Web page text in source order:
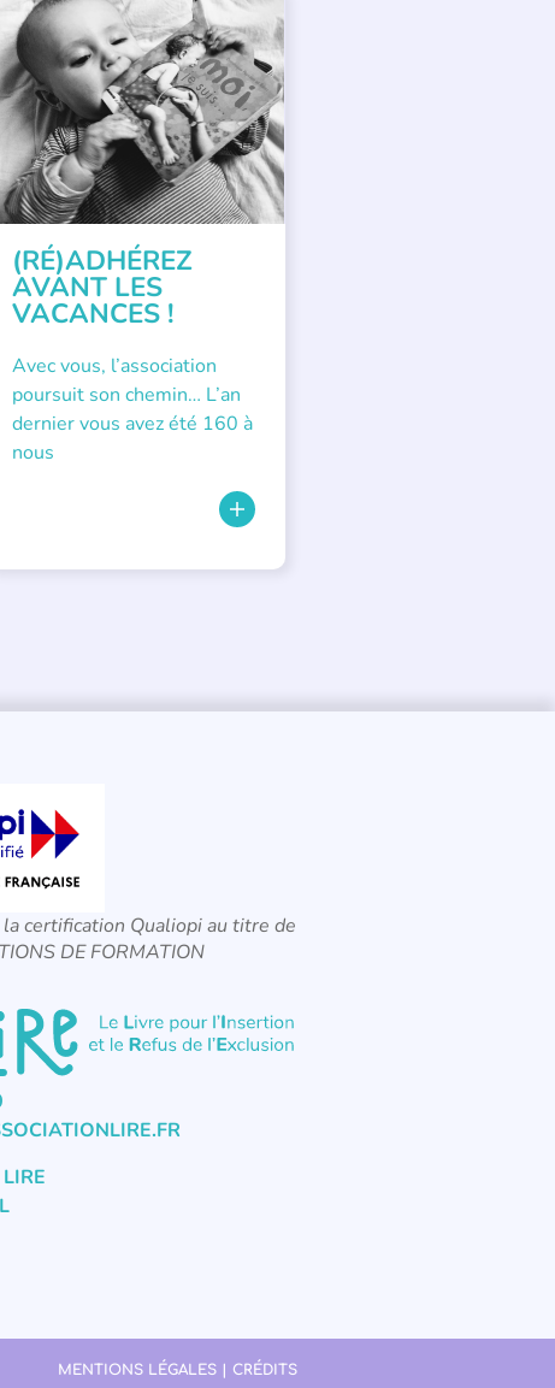
APPEL À SOUTIEN
(RÉ)ADHÉREZ
AVANT LES
VACANCES !
Avec vous, l’association
poursuit son chemin… L’an
dernier vous avez été 160 à
nous
la certification Qualiopi au titre de
DE FORMATION
MENTIONS LÉGALES | CRÉDITS